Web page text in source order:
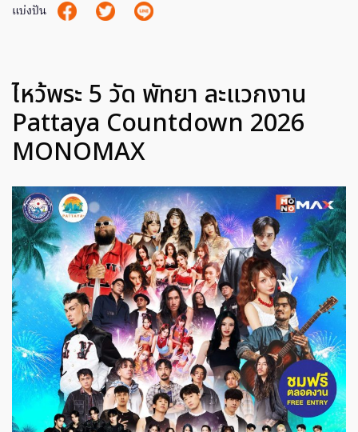
แบ่งปัน
ไหว้พระ 5 วัด พัทยา ละแวกงาน
Pattaya Countdown 2026
MONOMAX